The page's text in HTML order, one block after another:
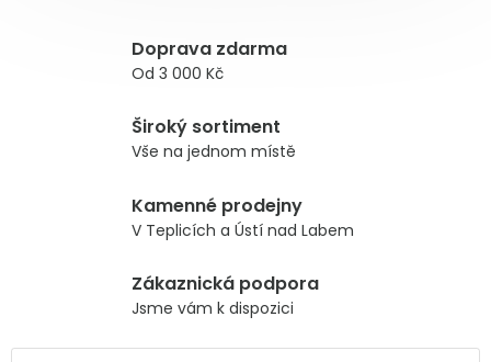
Doprava zdarma
Od 3 000 Kč
Široký sortiment
Vše na jednom místě
Kamenné prodejny
V Teplicích a Ústí nad Labem
Zákaznická podpora
Jsme vám k dispozici